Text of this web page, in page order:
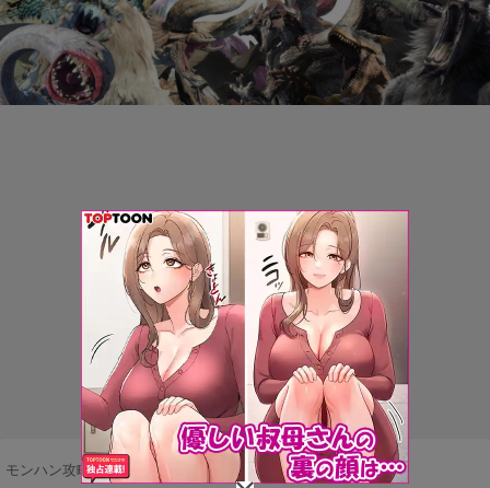
モンハン攻略まとめ隊 > ネタ・雑談